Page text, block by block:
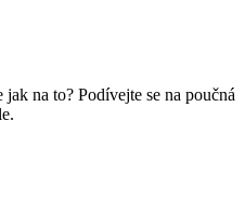
na to? Podívejte se na poučná